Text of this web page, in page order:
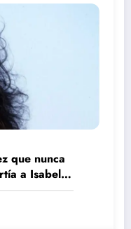
que nunca
a Isabel